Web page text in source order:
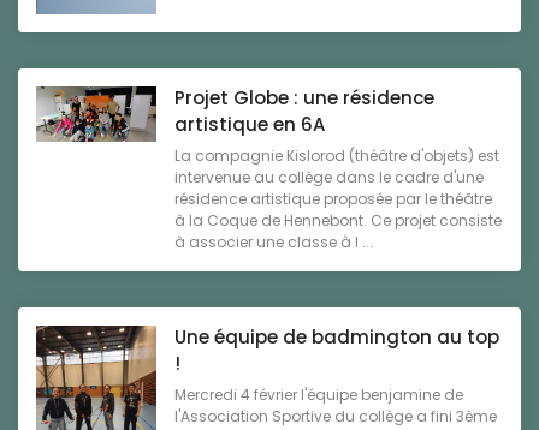
Projet Globe : une résidence
artistique en 6A
La compagnie Kislorod (théâtre d'objets) est
intervenue au collège dans le cadre d'une
résidence artistique proposée par le théâtre
à la Coque de Hennebont. Ce projet consiste
à associer une classe à l ...
Une équipe de badmington au top
!
Mercredi 4 février l'équipe benjamine de
l'Association Sportive du collège a fini 3ème